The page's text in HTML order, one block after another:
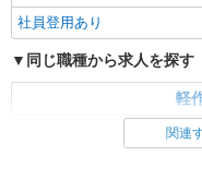
（埼玉
状況に
その際
キープ
惣菜部
社員登用あり
同じ職種から求人を探す
軽
同じ特徴から求人を探す
関連